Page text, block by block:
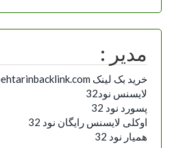
مدیر :
خرید بک لینک behtarinbacklink.com
لایسنس نود32
پسورد نود 32
اوکلی لایسنس رایگان نود 32
همیار نود 32